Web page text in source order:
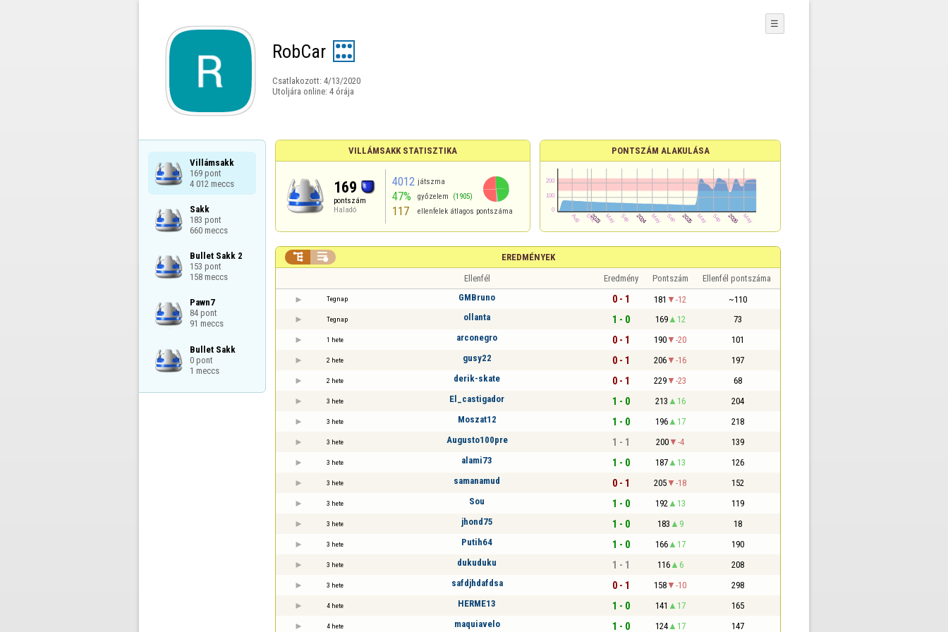
RobCar
Csatlakozott: 4/13/2020
Utoljára online: 4 órája
☰
Villámsakk
169 pont
4 012 meccs
Sakk
183 pont
660 meccs
Bullet Sakk 2
153 pont
158 meccs
Pawn7
84 pont
91 meccs
Bullet Sakk
0 pont
1 meccs
VILLÁMSAKK STATISZTIKA
169
pontszám
Haladó
4012 játszma
47% győzelem (1905)
117 ellenfelek átlagos pontszáma
PONTSZÁM ALAKULÁSA
EREDMÉNYEK
 
Ellenfél Eredmény Pontszám Ellenfél pontszáma
Tegnap GMBruno 0 - 1 181 -12 ~110
Tegnap ollanta 1 - 0 169 12 73
1 hete arconegro 0 - 1 190 -20 101
2 hete gusy22 0 - 1 206 -16 197
2 hete derik-skate 0 - 1 229 -23 68
3 hete El_castigador 1 - 0 213 16 204
3 hete Moszat12 1 - 0 196 17 218
3 hete Augusto100pre 1 - 1 200 -4 139
3 hete alami73 1 - 0 187 13 126
3 hete samanamud 0 - 1 205 -18 152
3 hete Sou 1 - 0 192 13 119
3 hete jhond75 1 - 0 183 9 18
3 hete Putih64 1 - 0 166 17 190
3 hete dukuduku 1 - 1 116 6 208
3 hete safdjhdafdsa 0 - 1 158 -10 298
4 hete HERME13 1 - 0 141 17 165
4 hete maquiavelo 1 - 0 124 17 147